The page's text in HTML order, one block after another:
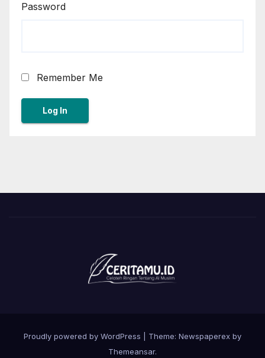
Password
Remember Me
Proudly powered by WordPress
Theme: Newspaperex by
Themeansar.